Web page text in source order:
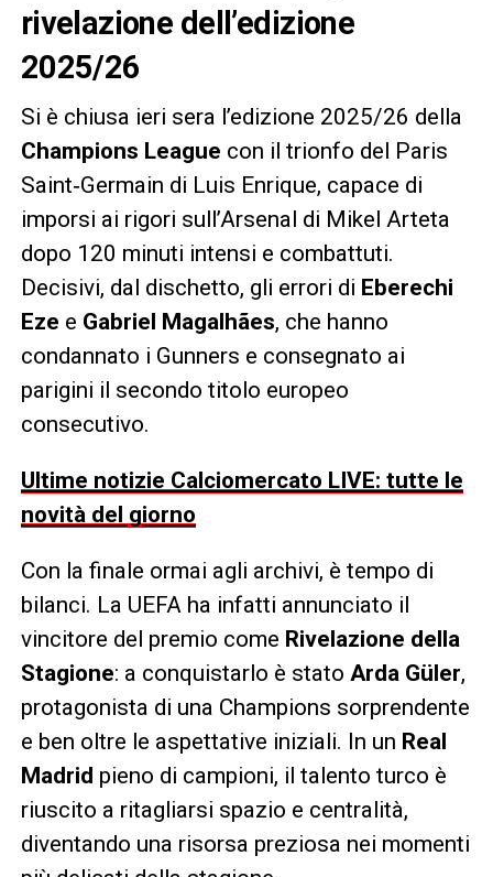
rivelazione dell’edizione
2025/26
Si è chiusa ieri sera l’edizione 2025/26 della
Champions League con il trionfo del Paris
Saint‑Germain di Luis Enrique, capace di
imporsi ai rigori sull’Arsenal di Mikel Arteta
dopo 120 minuti intensi e combattuti.
Decisivi, dal dischetto, gli errori di Eberechi
Eze e Gabriel Magalhães, che hanno
condannato i Gunners e consegnato ai
parigini il secondo titolo europeo
consecutivo.
Ultime notizie Calciomercato LIVE: tutte le
novità del giorno
Con la finale ormai agli archivi, è tempo di
bilanci. La UEFA ha infatti annunciato il
vincitore del premio come Rivelazione della
Stagione: a conquistarlo è stato Arda Güler,
protagonista di una Champions sorprendente
e ben oltre le aspettative iniziali. In un Real
Madrid pieno di campioni, il talento turco è
riuscito a ritagliarsi spazio e centralità,
diventando una risorsa preziosa nei momenti